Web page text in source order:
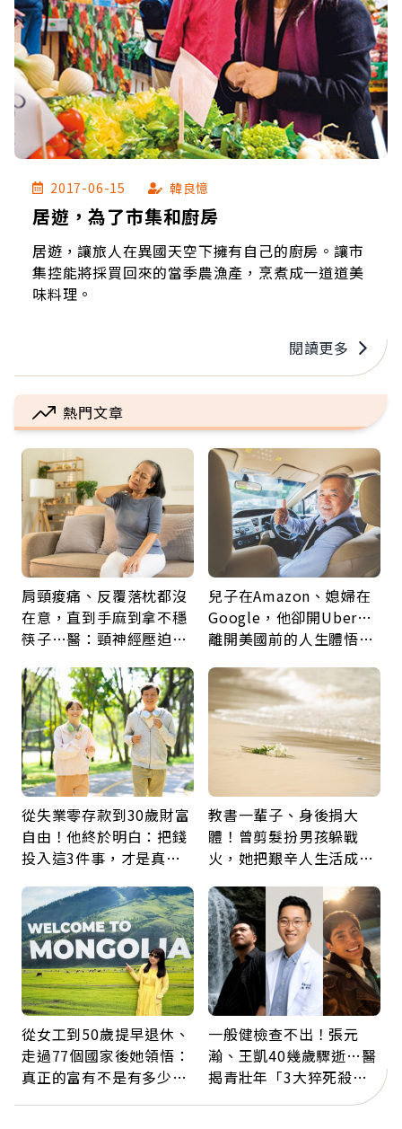
2017-06-15 韓良憶
居遊，為了市集和廚房
居遊，讓旅人在異國天空下擁有自己的廚房。讓市
集控能將採買回來的當季農漁產，烹煮成一道道美
味料理。
閱讀更多
熱門文章
肩頸痠痛、反覆落枕都沒
在意，直到手麻到拿不穩
筷子…醫：頸神經壓迫上
鍵
兒子在Amazon、媳婦在
Google，他卻開Uber…
離開美國前的人生體悟：
從失業零存款到30歲財富
自由！他終於明白：把錢
投入這3件事，才是真正
教書一輩子、身後捐大
體！曾剪髮扮男孩躲戰
火，她把艱辛人生活成風
福
從女工到50歲提早退休、
走過77個國家後她領悟：
真正的富有不是有多少
一般健檢查不出！張元
瀚、王凱40幾歲驟逝…醫
揭青壯年「3大猝死殺
手」：靠2檢查揪出9成地